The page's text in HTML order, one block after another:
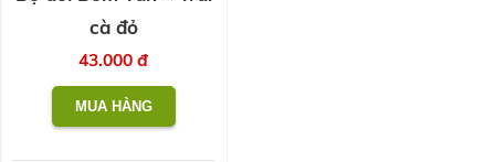
cà đỏ
43.000 đ